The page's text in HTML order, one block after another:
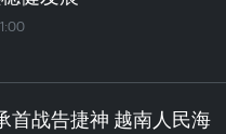
首战告捷神 越南人民海